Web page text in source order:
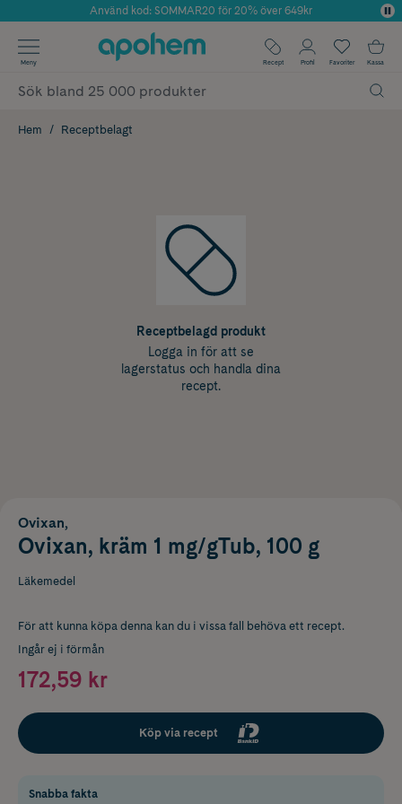
Årets Butik 2025 inom Skönhet
Använd kod: SOMMAR20 för 20% över 649kr
✓ Fri frakt
✓ Poäng på alla köp*
Meny Recept Profil Favoriter Kassa
Hem Receptbelagt
Receptbelagd produkt
Logga in för att se
lagerstatus och handla dina
recept.
Ovixan,
Ovixan, kräm 1 mg/gTub, 100 g
Läkemedel
För att kunna köpa denna kan du i vissa fall behöva ett recept.
Ingår ej i förmån
172,59 kr
Köp via recept
Snabba fakta